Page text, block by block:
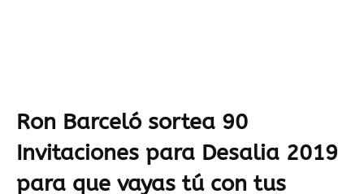
Ron Barceló sortea 90
Invitaciones para Desalia 2019
para que vayas tú con tus